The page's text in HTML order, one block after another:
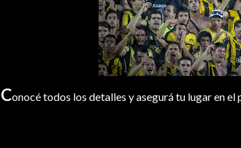
Conocé todos los detalles y asegurá tu lugar en